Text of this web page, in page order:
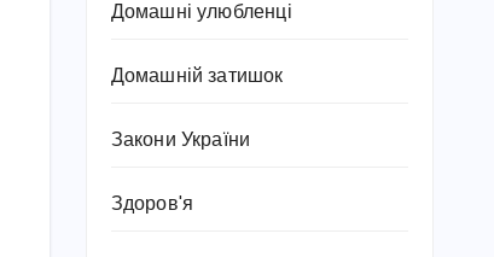
Домашні улюбленці
Домашній затишок
Закони України
Здоров'я